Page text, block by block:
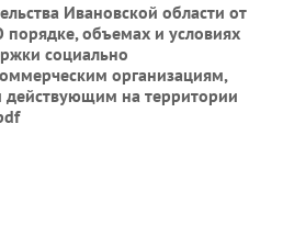
Ивановской области от
объемах и условиях
социально
организациям,
действующим на территории